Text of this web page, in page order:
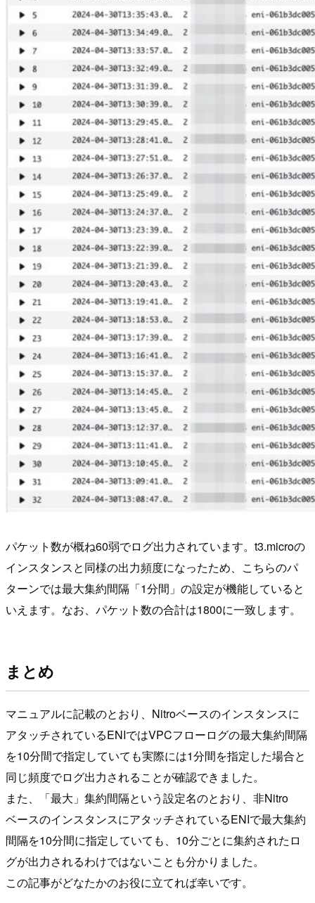
パケット数が概ね60弱でログ出力されています。t3.microの
インスタンスと同様の出力頻度になったため、こちらのパ
ターンでは最大集約間隔「1分間」の設定が機能していると
いえます。なお、パケット数の合計は1800に一致します。
まとめ
マニュアルに記載のとおり、Nitroベースのインスタンスに
アタッチされているENIではVPCフローログの最大集約間隔
を10分間で指定していても実際には1分間を指定した場合と
同じ頻度でログ出力されることが確認できました。
また、「最大」集約間隔という設定名のとおり、非Nitro
ベースのインスタンスにアタッチされているENIで最大集約
間隔を10分間に指定していても、10分ごとに集約されたロ
グが出力されるわけではないことも分かりました。
この記事がどなたかのお役に立てれば幸いです。